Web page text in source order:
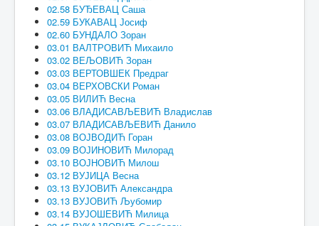
02.58 БУЂЕВАЦ Саша
02.59 БУКАВАЦ Јосиф
02.60 БУНДАЛО Зоран
03.01 ВАЛТРОВИЋ Михаило
03.02 ВЕЉОВИЋ Зоран
03.03 ВЕРТОВШЕК Предраг
03.04 ВЕРХОВСКИ Роман
03.05 ВИЛИЋ Весна
03.06 ВЛАДИСАВЉЕВИЋ Владислав
03.07 ВЛАДИСАВЉЕВИЋ Данило
03.08 ВОЈВОДИЋ Горан
03.09 ВОЈИНОВИЋ Милорад
03.10 ВОЈНОВИЋ Милош
03.12 ВУЈИЦА Весна
03.13 ВУЈОВИЋ Александра
03.13 ВУЈОВИЋ Љубомир
03.14 ВУЈОШЕВИЋ Милица